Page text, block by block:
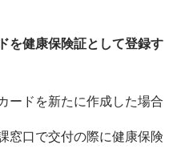
を健康保険証として登録す
を新たに作成した場合
交付の際に健康保険